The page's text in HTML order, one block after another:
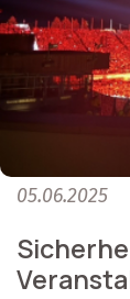
05.06.2025